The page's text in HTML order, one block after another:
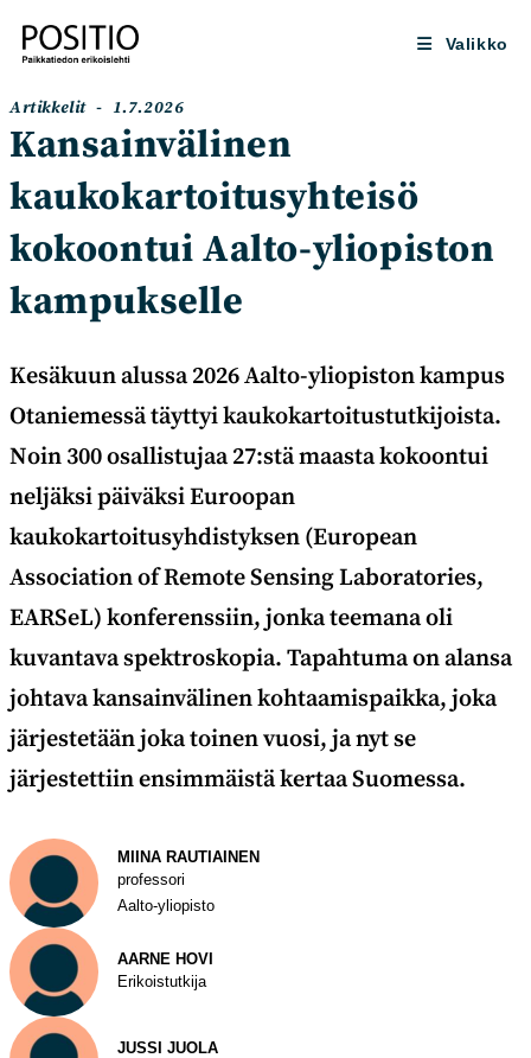
suoraan
sisältöön
Valikko
Artikkelin
kategoria:
Artikkelit
Artikkeli
julkaistu:
1.7.2026
Kansainvälinen
kaukokartoitusyhteisö
kokoontui Aalto-yliopiston
kampukselle
Kesäkuun alussa 2026 Aalto-yliopiston kampus
Otaniemessä täyttyi kaukokartoitustutkijoista.
Noin 300 osallistujaa 27:stä maasta kokoontui
neljäksi päiväksi Euroopan
kaukokartoitusyhdistyksen (European
Association of Remote Sensing Laboratories,
EARSeL) konferenssiin, jonka teemana oli
kuvantava spektroskopia. Tapahtuma on alansa
johtava kansainvälinen kohtaamispaikka, joka
järjestetään joka toinen vuosi, ja nyt se
järjestettiin ensimmäistä kertaa Suomessa.
Kirjoittaja
MIINA RAUTIAINEN
professori
Aalto-yliopisto
AARNE HOVI
Erikoistutkija
JUSSI JUOLA